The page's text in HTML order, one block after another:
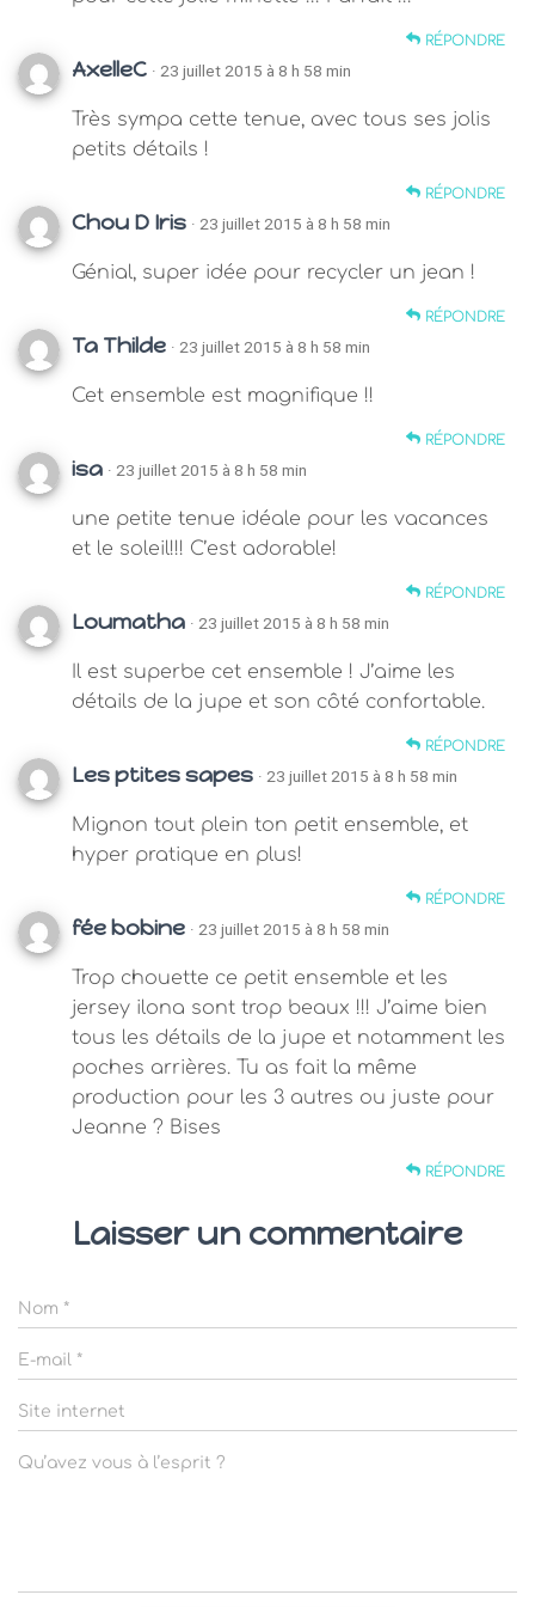
RÉPONDRE
AxelleC · 23 juillet 2015 à 8 h 58 min
Très sympa cette tenue, avec tous ses jolis
petits détails !
RÉPONDRE
Chou D Iris · 23 juillet 2015 à 8 h 58 min
Génial, super idée pour recycler un jean !
RÉPONDRE
Ta Thilde · 23 juillet 2015 à 8 h 58 min
Cet ensemble est magnifique !!
RÉPONDRE
isa · 23 juillet 2015 à 8 h 58 min
une petite tenue idéale pour les vacances
et le soleil!!! C’est adorable!
RÉPONDRE
Loumatha · 23 juillet 2015 à 8 h 58 min
Il est superbe cet ensemble ! J’aime les
détails de la jupe et son côté confortable.
RÉPONDRE
Les ptites sapes · 23 juillet 2015 à 8 h 58 min
Mignon tout plein ton petit ensemble, et
hyper pratique en plus!
RÉPONDRE
fée bobine · 23 juillet 2015 à 8 h 58 min
Trop chouette ce petit ensemble et les
jersey ilona sont trop beaux !!! J’aime bien
tous les détails de la jupe et notamment les
poches arrières. Tu as fait la même
production pour les 3 autres ou juste pour
Jeanne ? Bises
RÉPONDRE
Laisser un commentaire
Nom *
E-mail *
Site internet
Qu’avez vous à l’esprit ?